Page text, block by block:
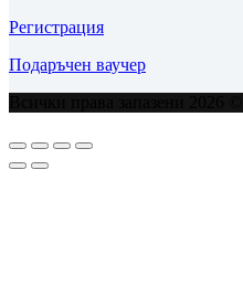
Регистрация
Подаръчен ваучер